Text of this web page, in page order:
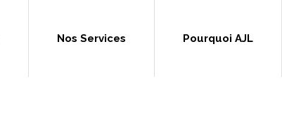
Nos Services Pourquoi AJL